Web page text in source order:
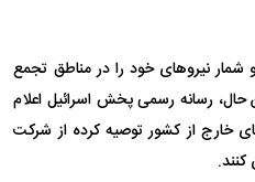
نیرو‌های خود را در مناطق تجمع
رسانه رسمی پخش اسرائیل اعلام
خارج از کشور توصیه کرده از شرکت